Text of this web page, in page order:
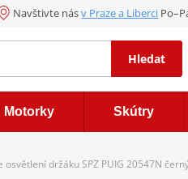
Navštivte násv Praze a Liberci
Hledat
Motorky Skútry
osvětlení držáku SPZ PUIG 20547N